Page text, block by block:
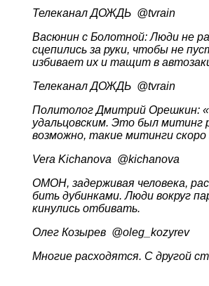
Телеканал ДОЖДЬ ‏ @tvrain
Васюнин с Болотной: Люди не
сцепились за руки, чтобы не
избивает их и тащит в
Телеканал ДОЖДЬ ‏ @tvrain
Политолог Дмитрий Орешкин:
удальцовским. Это был митинг
возможно, такие митинги
Vera Kichanova ‏ @kichanova
ОМОН, задерживая человека,
бить дубинками. Люди вокруг
кинулись отбивать.
Олег Козырев ‏ @oleg_kozyrev
Многие расходятся. С другой